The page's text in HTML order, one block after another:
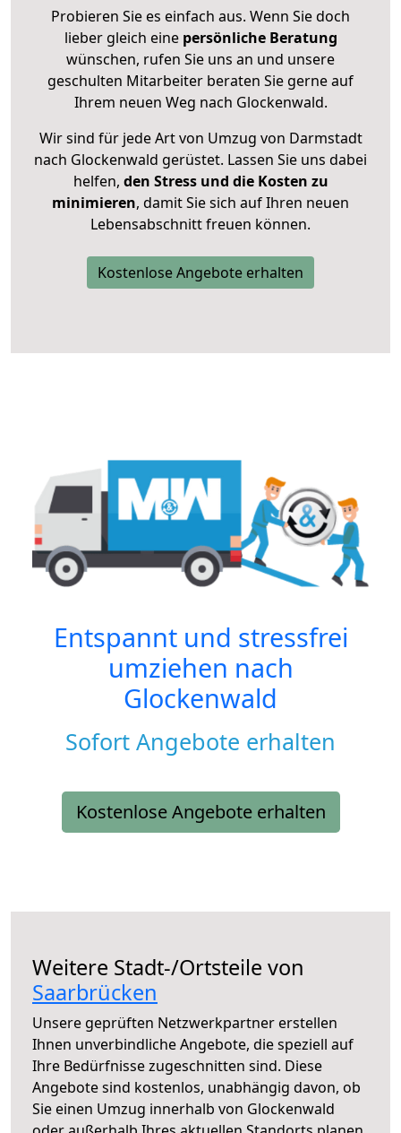
Probieren Sie es einfach aus. Wenn Sie doch
lieber gleich eine persönliche Beratung
wünschen, rufen Sie uns an und unsere
geschulten Mitarbeiter beraten Sie gerne auf
Ihrem neuen Weg nach Glockenwald.
Wir sind für jede Art von Umzug von Darmstadt
nach Glockenwald gerüstet. Lassen Sie uns dabei
helfen, den Stress und die Kosten zu
minimieren, damit Sie sich auf Ihren neuen
Lebensabschnitt freuen können.
Kostenlose Angebote erhalten
Entspannt und stressfrei
umziehen nach
Glockenwald
Sofort Angebote erhalten
Kostenlose Angebote erhalten
Weitere Stadt-/Ortsteile von
Saarbrücken
Unsere geprüften Netzwerkpartner erstellen
Ihnen unverbindliche Angebote, die speziell auf
Ihre Bedürfnisse zugeschnitten sind. Diese
Angebote sind kostenlos, unabhängig davon, ob
Sie einen Umzug innerhalb von Glockenwald